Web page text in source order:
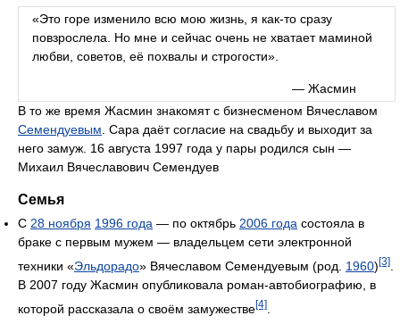
«Это горе изменило всю мою жизнь, я как-то сразу
повзрослела. Но мне и сейчас очень не хватает маминой
любви, советов, её похвалы и строгости».
— Жасмин
В то же время Жасмин знакомят с бизнесменом Вячеславом
Семендуевым. Сара даёт согласие на свадьбу и выходит за
него замуж. 16 августа 1997 года у пары родился сын —
Михаил Вячеславович Семендуев
Семья
С 28 ноября 1996 года — по октябрь 2006 года состояла в
браке с первым мужем — владельцем сети электронной
техники «Эльдорадо» Вячеславом Семендуевым (род. 1960) [3]
В 2007 году Жасмин опубликовала роман-автобиографию, в
которой рассказала о своём замужестве[4]